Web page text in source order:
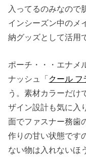
入ってるのみなので
インシーズン中のメ
納グッズとして活用
ポーチ・・・エナメ
ナッシュ「クール フ
う。素材カラーだけ
ザイン設計も気に入
面でファスナー務歯
作りの甘い状態です
ない物は入れないほ